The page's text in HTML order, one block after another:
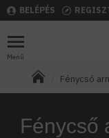
BELÉPÉS
Fénycső
Fénycső